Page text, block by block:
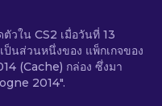
วใน CS2 เมื่อวันที่ 13
ป็นส่วนหนึ่งของ แพ็กเกจของ
(Cache) กล่อง ซึ่งมา
2014".